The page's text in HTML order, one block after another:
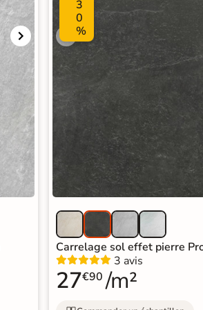
3
0
%
Carrelage sol effet pierre
3 avis
27€90 /m²